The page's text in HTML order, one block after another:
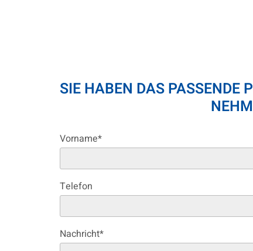
SIE HABEN DAS PASSENDE
Vorname*
Telefon
Nachricht*